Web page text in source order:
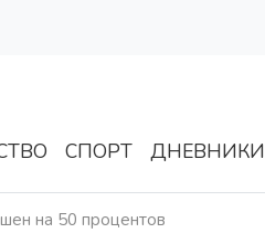
СПОРТ ДНЕВНИКИ
на 50 процентов